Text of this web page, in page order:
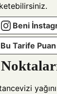
Beni
Bu Tarife